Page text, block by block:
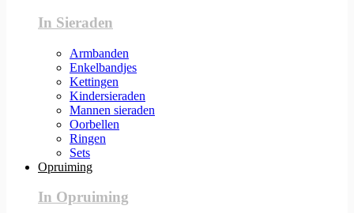
In Sieraden
Armbanden
Enkelbandjes
Kettingen
Kindersieraden
Mannen sieraden
Oorbellen
Ringen
Sets
Opruiming
In Opruiming